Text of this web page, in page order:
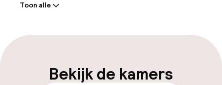
Meertalige medewerkers
Toon alle
Bekijk de kamers